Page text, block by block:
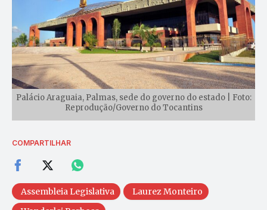
Palácio Araguaia, Palmas, sede do governo do estado | Foto:
Reprodução/Governo do Tocantins
COMPARTILHAR
Assembleia Legislativa
Laurez Monteiro